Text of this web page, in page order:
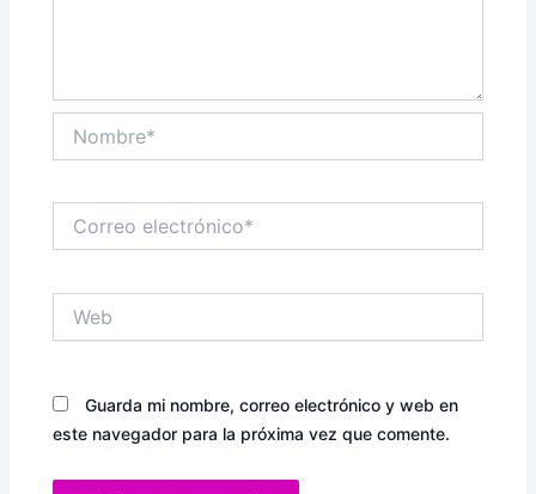
electrónico*
Guarda mi nombre, correo electrónico y web en
este navegador para la próxima vez que comente.